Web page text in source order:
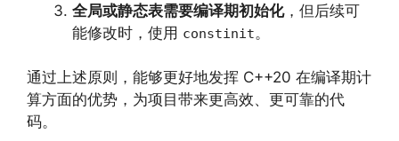
全局或静态表需要编译期初始化，但后续可
能修改时，使用 constinit。
通过上述原则，能够更好地发挥 C++20 在编译期计
算方面的优势，为项目带来更高效、更可靠的代
码。